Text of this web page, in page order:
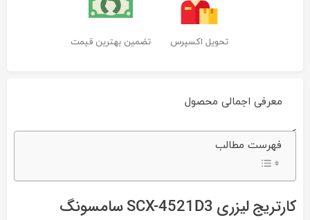
تحویل اکسپرس تضمین بهترین قیمت
معرفی اجمالی محصول
کارتریج
لیزری
SCX-
by
ماشین
فهرست مطالب
کارتریج لیزری SCX-4521D3 سامسونگ